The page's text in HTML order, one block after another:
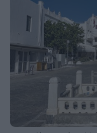
Mononews100
Εγγραφείτε
στο
Newsletter
mononews.gr